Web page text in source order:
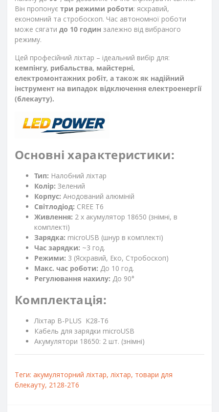
Він пропонує три режими роботи: яскравий,
економний та стробоскоп. Час автономної роботи
може сягати до 10 годин залежно від вибраного
режиму.
Цей професійний ліхтар – ідеальний вибір для:
кемпінгу, рибальства, майстерні,
електромонтажних робіт, а також як надійний
інструмент на випадок відключення електроенергії
(блекауту).
Основні характеристики:
Тип: Налобний ліхтар
Колір: Зелений
Корпус: Анодований алюміній
Світлодіод: CREE T6
Живлення: 2 x акумулятор 18650 (знімні, в
комплекті)
Зарядка: microUSB (шнур в комплекті)
Час зарядки: ~3 год.
Режими: 3 (Яскравий, Еко, Стробоскоп)
Макс. час роботи: До 10 год.
Регулювання нахилу: До 90°
Комплектація:
Ліхтар B-PLUS K28-T6
Кабель для зарядки microUSB
Акумулятори 18650: 2 шт. (знімні)
Теги: акумуляторний ліхтар, ліхтар, товари для
блекауту, 2128-2T6